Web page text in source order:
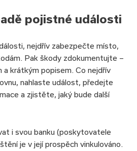
pojistné události
nejdřív zabezpečte místo,
Pak škody zdokumentujte –
krátkým popisem. Co nejdřív
nahlaste událost, předejte
a zjistěte, jaký bude další
i svou banku (poskytovatele
je v její prospěch vinkulováno.